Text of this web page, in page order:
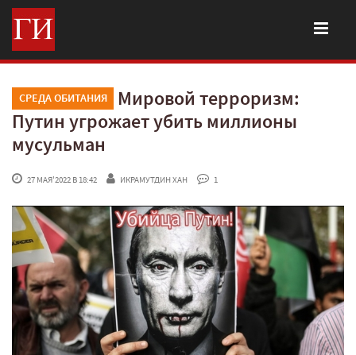
СРЕДА ОБИТАНИЯ
Мировой терроризм:
Путин угрожает убить миллионы
мусульман
27 МАЯ'2022 В 18:42 ИКРАМУТДИН ХАН 1